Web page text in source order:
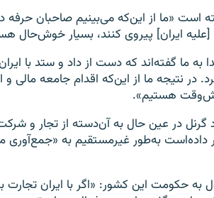
است «ما از این‌که می‌بینیم صاحبان حرفه
[علیه ایران] پیروی کنند، بسیار خوش‌حال
به ما گفته‌اند که دست از داد و ستد با
در نتیجه ما از این‌که اقدام جامعه مالی و
هستیم».
گرنل در عین حال به آن‌دسته از تجار و
داده‌است به‌طور غیرمستقیم به «جمع‌آوری
به حکومت این کشور: «اگر با ایران تجارت